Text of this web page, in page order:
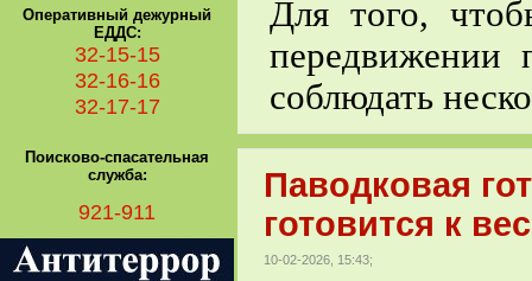
Для того,
передвижении
соблюдать
Паводковая
готовится к
10-02-2026, 15:43;
Оперативный дежурный
ЕДДС:
32-15-15
32-16-16
32-17-17
Поисково-спасательная
служба:
921-911